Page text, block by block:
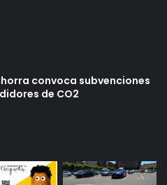
convoca subvenciones
de CO2